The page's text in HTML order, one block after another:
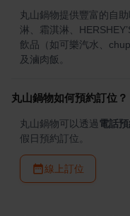
丸山鍋物提供豐富的自
淋、霜淇淋、
飲品（如可樂汽水、
及滷肉飯。
丸山鍋物如何預約訂位？
丸山鍋物可以透過電話
假日預約訂位。
線上訂位